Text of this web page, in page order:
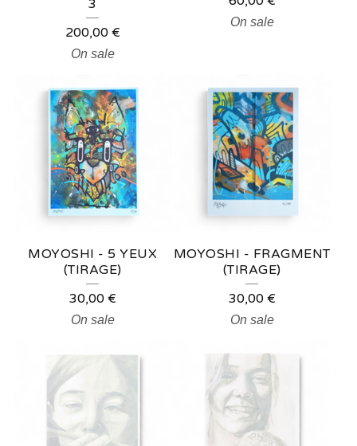
3
200,00 €
On sale
On sale
MOYOSHI - 5 YEUX
(TIRAGE)
30,00 €
On sale
MOYOSHI - FRAGMENT
(TIRAGE)
30,00 €
On sale